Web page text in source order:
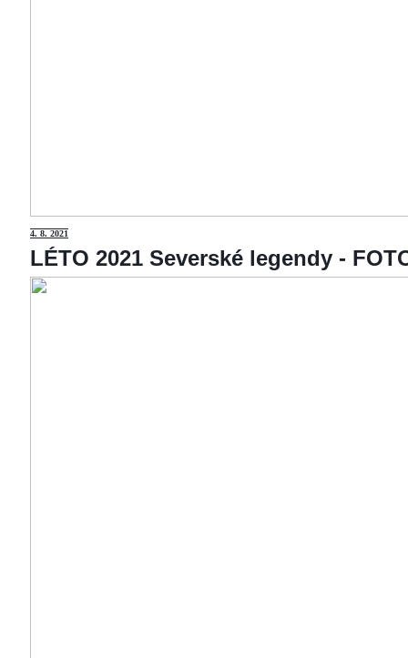
4. 8. 2021
LÉTO 2021 Severské legendy -